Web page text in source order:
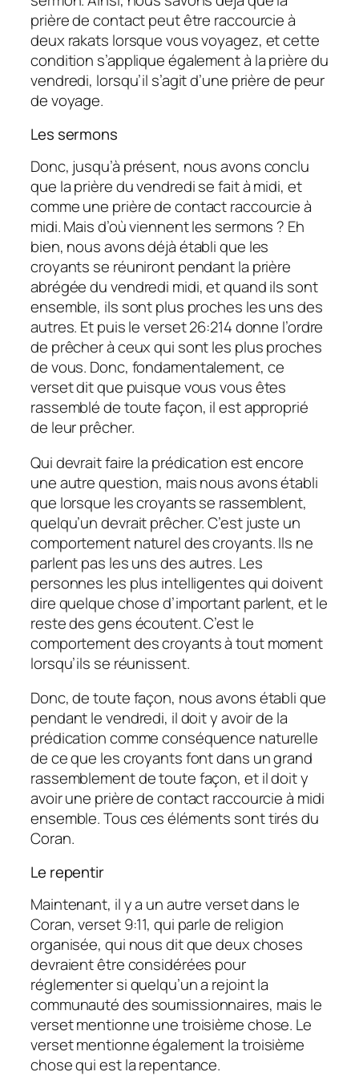
prière de contact peut être raccourcie à
deux rakats lorsque vous voyagez, et cette
condition s’applique également à la prière du
vendredi, lorsqu’il s’agit d’une prière de peur
de voyage.
Les sermons
Donc, jusqu’à présent, nous avons conclu
que la prière du vendredi se fait à midi, et
comme une prière de contact raccourcie à
midi. Mais d’où viennent les sermons ? Eh
bien, nous avons déjà établi que les
croyants se réuniront pendant la prière
abrégée du vendredi midi, et quand ils sont
ensemble, ils sont plus proches les uns des
autres. Et puis le verset 26:214 donne l’ordre
de prêcher à ceux qui sont les plus proches
de vous. Donc, fondamentalement, ce
verset dit que puisque vous vous êtes
rassemblé de toute façon, il est approprié
de leur prêcher.
Qui devrait faire la prédication est encore
une autre question, mais nous avons établi
que lorsque les croyants se rassemblent,
quelqu’un devrait prêcher. C’est juste un
comportement naturel des croyants. Ils ne
parlent pas les uns des autres. Les
personnes les plus intelligentes qui doivent
dire quelque chose d’important parlent, et le
reste des gens écoutent. C’est le
comportement des croyants à tout moment
lorsqu’ils se réunissent.
Donc, de toute façon, nous avons établi que
pendant le vendredi, il doit y avoir de la
prédication comme conséquence naturelle
de ce que les croyants font dans un grand
rassemblement de toute façon, et il doit y
avoir une prière de contact raccourcie à midi
ensemble. Tous ces éléments sont tirés du
Coran.
Le repentir
Maintenant, il y a un autre verset dans le
Coran, verset 9:11, qui parle de religion
organisée, qui nous dit que deux choses
devraient être considérées pour
réglementer si quelqu’un a rejoint la
communauté des soumissionnaires, mais le
verset mentionne une troisième chose. Le
verset mentionne également la troisième
chose qui est la repentance.